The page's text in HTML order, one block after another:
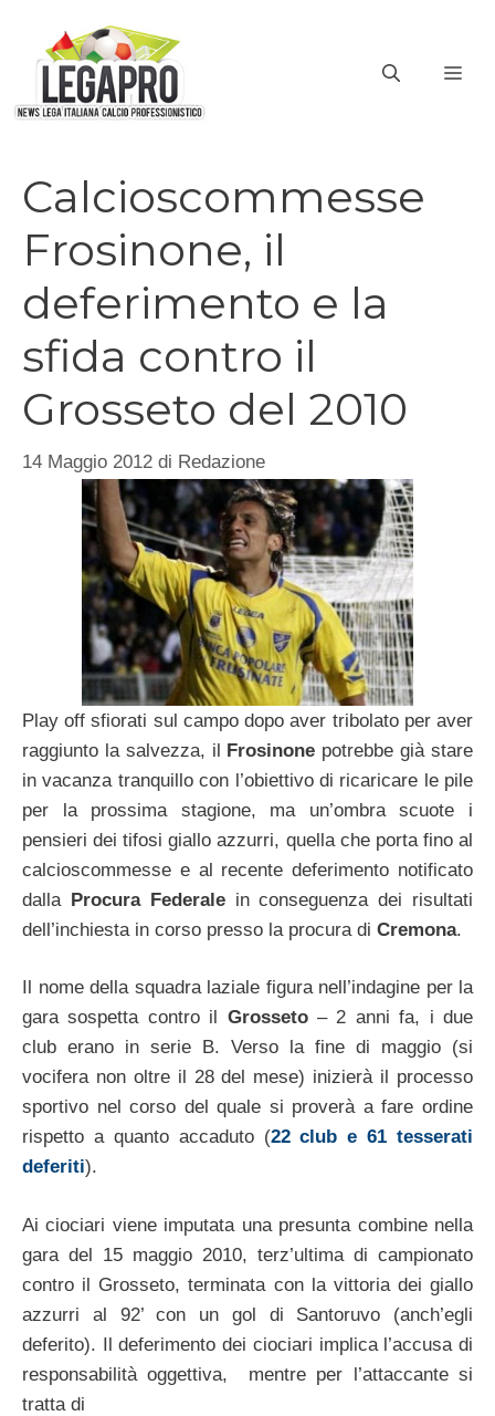
contenuto
Calcioscommesse
Frosinone, il
deferimento e la
sfida contro il
Grosseto del 2010
14 Maggio 2012 di Redazione
Play off sfiorati sul campo dopo aver tribolato per aver
raggiunto la salvezza, il Frosinone potrebbe già stare
in vacanza tranquillo con l’obiettivo di ricaricare le pile
per la prossima stagione, ma un’ombra scuote i
pensieri dei tifosi giallo azzurri, quella che porta fino al
calcioscommesse e al recente deferimento notificato
dalla Procura Federalein conseguenza dei risultati
dell’inchiesta in corso presso la procura di Cremona.
Il nome della squadra laziale figura nell’indagine per la
gara sospetta contro il Grosseto– 2 anni fa, i due
club erano in serie B. Verso la fine di maggio (si
vocifera non oltre il 28 del mese) inizierà il processo
sportivo nel corso del quale si proverà a fare ordine
rispetto a quanto accaduto (22 club e 61 tesserati
deferiti).
Ai ciociari viene imputata una presunta combine nella
gara del 15 maggio 2010, terz’ultima di campionato
contro il Grosseto, terminata con la vittoria dei giallo
azzurri al 92’ con un gol di Santoruvo (anch’egli
deferito). Il deferimento dei ciociari implica l’accusa di
responsabilità oggettiva, mentre per l’attaccante si
tratta di